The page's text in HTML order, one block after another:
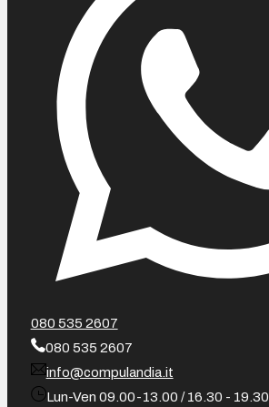
080 535 2607
080 535 2607
info@compulandia.it
Lun-Ven 09.00-13.00 / 16.30 - 19.30